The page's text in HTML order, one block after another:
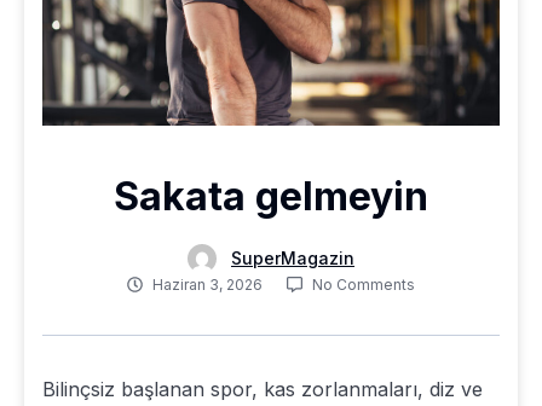
Sakata gelmeyin
SuperMagazin
Haziran 3, 2026 No Comments
Bilinçsiz başlanan spor, kas zorlanmaları, diz ve